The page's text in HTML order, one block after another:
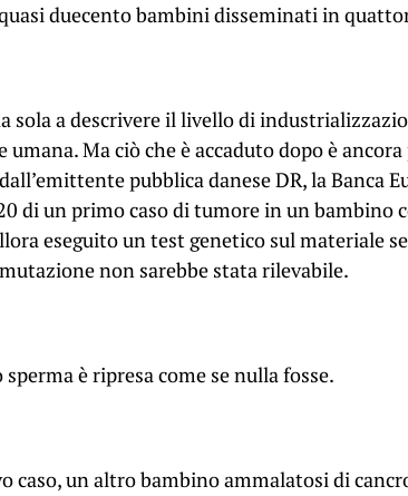
duecento bambini disseminati in
sola a descrivere il livello di
Ma ciò che è accaduto dopo è
pubblica danese DR, la Banca
di un primo caso di tumore in un bambino
eseguito un test genetico sul materiale
non sarebbe stata rilevabile.
è ripresa come se nulla fosse.
caso, un altro bambino ammalatosi di